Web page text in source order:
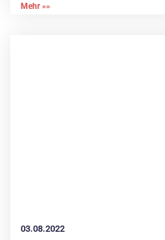
Mehr »»
03.08.2022